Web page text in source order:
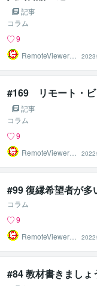
記事
コラム
9
RemoteViewer導
#169 リモート・ビ
記事
コラム
9
RemoteViewer導
#99 復縁希望者が多
コラム
9
RemoteViewer導
#84 教材書きましょ